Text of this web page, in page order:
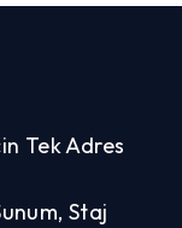
Tek Adres
Staj